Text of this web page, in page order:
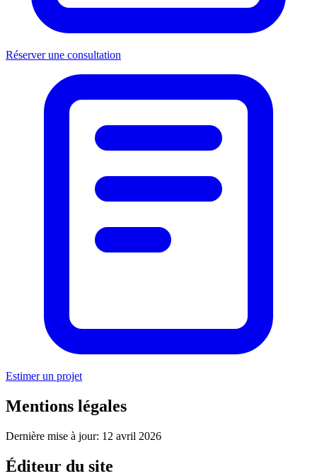
Réserver une consultation
Estimer un projet
Mentions légales
Dernière mise à jour: 12 avril 2026
Éditeur du site